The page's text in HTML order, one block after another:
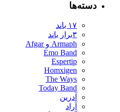
دسته‌ها
۱۷ باند
۳برار باند
Armaph و Afgar
Emo Band
Espertip
Homxigen
The Ways
Today Band
آدرین
آراد